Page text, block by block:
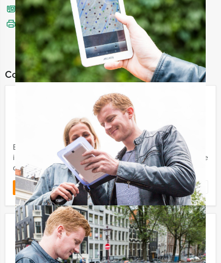
Bel mij terug
Bekijk printbare versie
Combineer dit uitje met:
Ik Hou van Holland Lunch in Den
Vanaf€ 54,50 p.p. excl. BTW
Vanaf 12 personen ‐ 3 uur en 30 minuten
Beleef de Ik Hou van Holland Lunch met Hofstad Events
in Den Haag, het leuke spel met de enthousiaste Haagse
quizmaster Harry en spetterende spelrondes.
LEES MEER Favoriet
Escape City Lunch Game in Den
Haag
Vanaf€ 62,50 p.p. excl. BTW
Vanaf 12 personen ‐ 5 uur